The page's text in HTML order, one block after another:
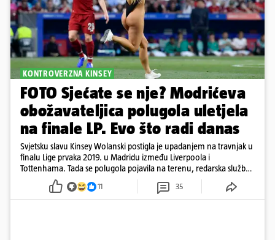
KONTROVERZNA KINSEY
FOTO Sjećate se nje? Modrićeva
obožavateljica polugola uletjela
na finale LP. Evo što radi danas
Svjetsku slavu Kinsey Wolanski postigla je upadanjem na travnjak u
finalu Lige prvaka 2019. u Madridu između Liverpoola i
Tottenhama. Tada se polugola pojavila na terenu, redarska služba
ju je lovila po travnjaku, a njezine fotografije obišle su svijet.
11 35